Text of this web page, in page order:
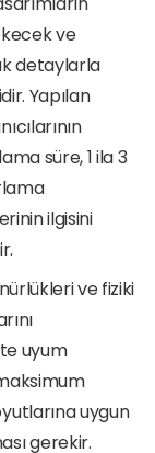
ve
detaylarla
Yapılan
süre, 1 ila 3
ilgisini
ve fiziki
uyum
uygun